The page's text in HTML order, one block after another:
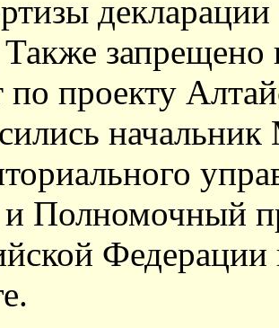
запрещено
по проекту
Полномочный